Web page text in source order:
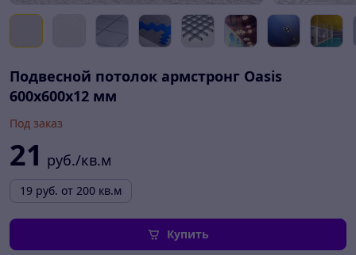
Подвесной потолок армстронг Oasis
600х600х12 мм
Под заказ
21 руб./кв.м
19 руб. от 200 кв.м
Купить